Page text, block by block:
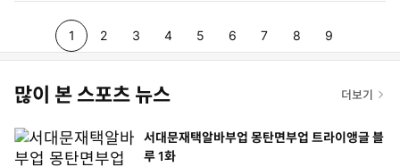
p
a
g
1 p
g
e
2
g
e
3
g
e
4
e
5
e
6
e
7
e
8
e
9
많이 본 스포츠 뉴스 더보기
서대문재택알바부업 몽탄면부업 트라이앵글 블
루 1화